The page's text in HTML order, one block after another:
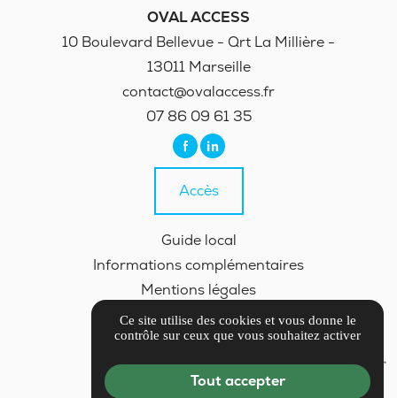
OVAL ACCESS
10 Boulevard Bellevue - Qrt La Millière -
13011 Marseille
contact@ovalaccess.fr
07 86 09 61 35
Accès
Guide local
Informations complémentaires
Mentions légales
Politique de confidentialité
Gestion des cookies
Ce site utilise des cookies et vous donne le
contrôle sur ceux que vous souhaitez activer
Tout accepter